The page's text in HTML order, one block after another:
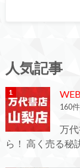
人気記事
160
万
ら！ 高く売る秘